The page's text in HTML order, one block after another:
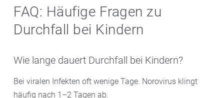
FAQ: Häufige Fragen zu
Durchfall bei Kindern
Wie lange dauert Durchfall bei Kindern?
Bei viralen Infekten oft wenige Tage. Norovirus klingt
häufig nach 1–2 Tagen ab.